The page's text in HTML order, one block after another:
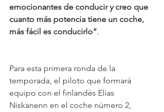
emocionantes de conducir y creo que
cuanto más potencia tiene un coche,
más fácil es conducirlo”.
Para esta primera ronda de la
temporada, el piloto que formará
equipo con el finlandés Elias
Niskanenn en el coche número 2,